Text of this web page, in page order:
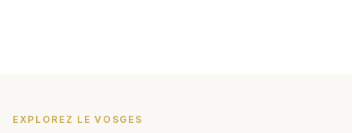
EXPLOREZ LE VOSGES